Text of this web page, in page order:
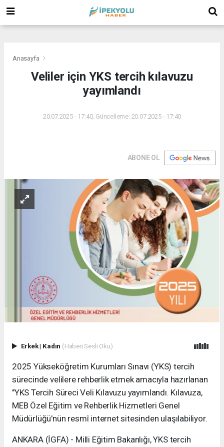
Anasayfa
Veliler için YKS tercih kılavuzu
yayımlandı
20.07.2025 - 17:40, Güncelleme: 20.07.2025 - 17:40
ABONE OL
Erkek| Kadın (Haberi Sesli Oku)
2025 Yükseköğretim Kurumları Sınavı (YKS) tercih
sürecinde velilere rehberlik etmek amacıyla hazırlanan
"YKS Tercih Süreci Veli Kılavuzu yayımlandı. Kılavuza,
MEB Özel Eğitim ve Rehberlik Hizmetleri Genel
Müdürlüğü'nün resmî internet sitesinden ulaşılabiliyor.
ANKARA (İGFA) - Milli Eğitim Bakanlığı, YKS tercih